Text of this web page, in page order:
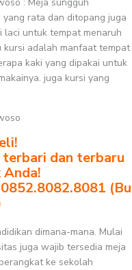
rata dan ditopang juga
laci untuk tempat menaruh
kursi adalah manfaat tempat
kaki yang dipakai untuk
juga kursi yang
terbari dan terbaru
(Bu
dimana-mana. Mulai
juga wajib tersedia meja
ke sekolah